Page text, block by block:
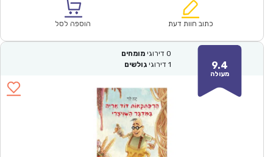
₪64.00.
הוא:
כתוב חוות דעת הוספה לסל
9.4
מעולה
0 דירוגי מומחים
1 דירוגי גולשים